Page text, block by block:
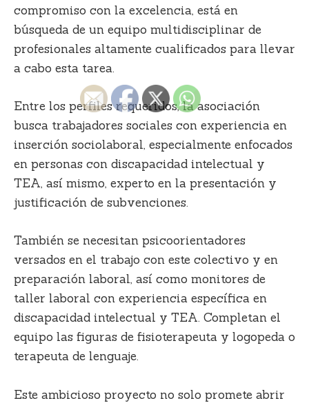
compromiso con la excelencia, está en
búsqueda de un equipo multidisciplinar de
profesionales altamente cualificados para llevar
a cabo esta tarea.
Entre los perfiles requeridos, la asociación
busca trabajadores sociales con experiencia en
inserción sociolaboral, especialmente enfocados
en personas con discapacidad intelectual y
TEA, así mismo, experto en la presentación y
justificación de subvenciones.
También se necesitan psicoorientadores
versados en el trabajo con este colectivo y en
preparación laboral, así como monitores de
taller laboral con experiencia específica en
discapacidad intelectual y TEA. Completan el
equipo las figuras de fisioterapeuta y logopeda o
terapeuta de lenguaje.
Este ambicioso proyecto no solo promete abrir